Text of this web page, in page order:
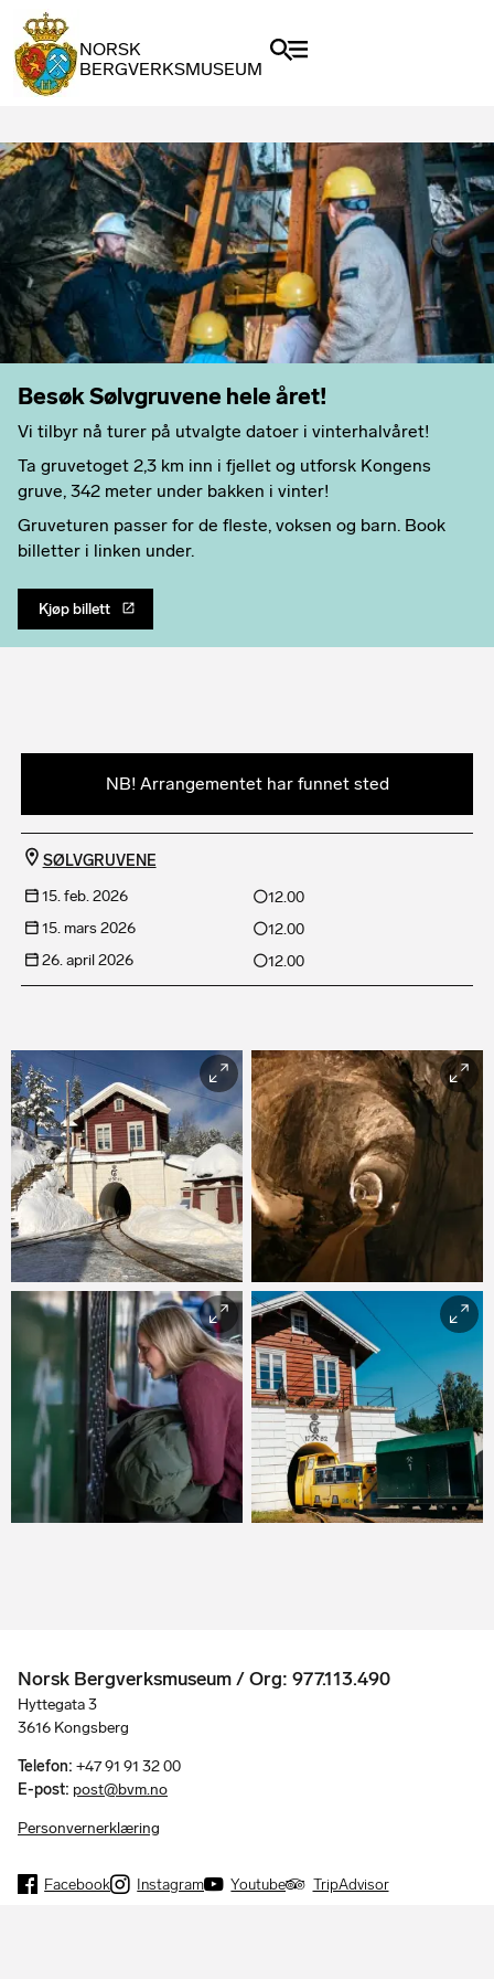
NORSK
BERGVERKSMUSEUM
Besøk Sølvgruvene hele året!
Vi tilbyr nå turer på utvalgte datoer i vinterhalvåret!
Ta gruvetoget 2,3 km inn i fjellet og utforsk Kongens
gruve, 342 meter under bakken i vinter!
Gruveturen passer for de fleste, voksen og barn. Book
billetter i linken under.
Kjøp billett
NB! Arrangementet har funnet sted
SØLVGRUVENE
15. feb. 2026
12.00
15. mars 2026
12.00
26. april 2026
12.00
Vinter i Saggrenda
K. Becker/Norsk
Bergverksmuseum
Norsk Bergverksmuseum / Org: 977.113.490
Hyttegata 3
3616 Kongsberg
Telefon: +47 91 91 32 00
E-post: post@bvm.no
Personvernerklæring
Facebook Instagram Youtube TripAdvisor